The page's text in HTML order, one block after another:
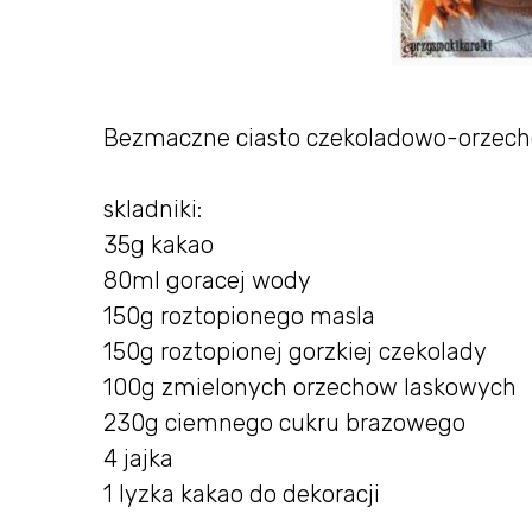
Bezmaczne ciasto czekoladowo-
skladniki:
35g kakao
80ml goracej wody
150g roztopionego masla
150g roztopionej gorzkiej czekolady
100g zmielonych orzechow laskowych
230g ciemnego cukru brazowego
4 jajka
1 lyzka kakao do dekoracji